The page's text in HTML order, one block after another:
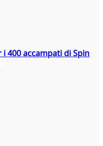
400 accampati di Spin